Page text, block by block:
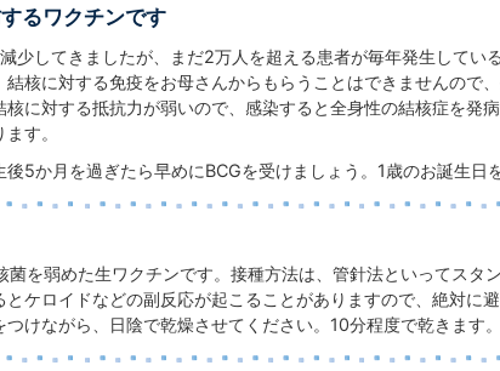
るワクチンです
少してきましたが、まだ2万人を超える患者が毎年発生してい
結核に対する免疫をお母さんからもらうことはできませんので
核に対する抵抗力が弱いので、感染すると全身性の結核症を発
す。
5か月を過ぎたら早めにBCGを受けましょう。1歳のお誕生日
菌を弱めた生ワクチンです。接種方法は、管針法といってスタ
ケロイドなどの副反応が起こることがありますので、絶対に
けながら、日陰で乾燥させてください。10分程度で乾きます。